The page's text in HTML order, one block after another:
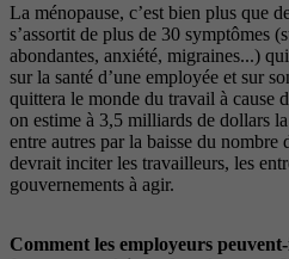
La ménopause, c’est bien plus que
s’assortit de plus de 30 symptômes
abondantes, anxiété, migraines...)
sur la santé d’une employée et sur
quittera le monde du travail à cause
on estime à 3,5 milliards de dollars
entre autres par la baisse du nombre
devrait inciter les travailleurs, les
gouvernements à agir.
Comment les employeurs